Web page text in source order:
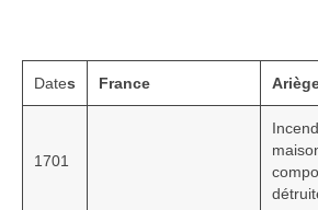
Cartulaire de Saint Sernin
Dates France
1701